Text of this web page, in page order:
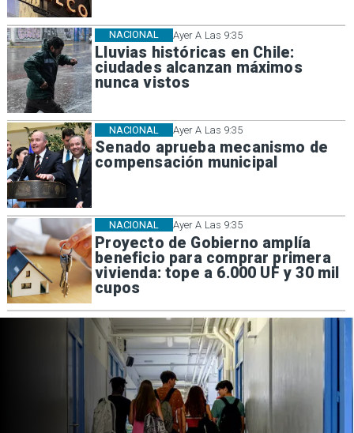
Ayer A Las 9:35
Lluvias históricas en Chile:
ciudades alcanzan máximos
nunca vistos
NACIONAL
Ayer A Las 9:35
Senado aprueba mecanismo de
compensación municipal
NACIONAL
Ayer A Las 9:35
Proyecto de Gobierno amplía
beneficio para comprar primera
vivienda: tope a 6.000 UF y 30 mil
cupos
NACIONAL